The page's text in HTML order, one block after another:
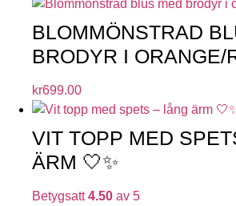
BLOMMÖNSTRAD
BRODYR I ORANGE/
kr699.00
VIT TOPP MED
ÄRM 🤍✨
Betygsatt4.50 av 5